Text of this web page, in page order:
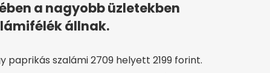
a nagyobb üzletekben
állnak.
szalámi 2709 helyett 2199 forint.